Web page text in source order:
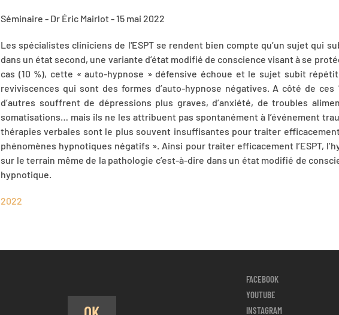
Séminaire - Dr Éric Mairlot - 15 mai 2022
Les spécialistes cliniciens de l'ESPT se rendent bien compte qu’un sujet qui
dans un état second, une variante d’état modifié de conscience visant à se
cas (10 %), cette « auto-hypnose » défensive échoue et le sujet subit
reviviscences qui sont des formes d’auto-hypnose négatives. A côté de ces
d’autres souffrent de dépressions plus graves, d’anxiété, de troubles
somatisations… mais ils ne les attribuent pas spontanément à l’événement
thérapies verbales sont le plus souvent insuffisantes pour traiter
phénomènes hypnotiques négatifs ». Ainsi pour traiter efficacement l’ESPT,
sur le terrain même de la pathologie c’est-à-dire dans un état modifié de
hypnotique.
2022
FACEBOOK
YOUTUBE
INSTAGRAM